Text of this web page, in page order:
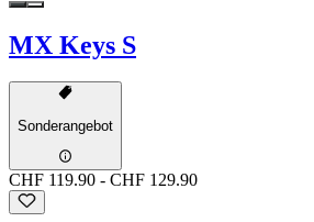
MX Keys S
Sonderangebot
CHF 119.90 - CHF 129.90